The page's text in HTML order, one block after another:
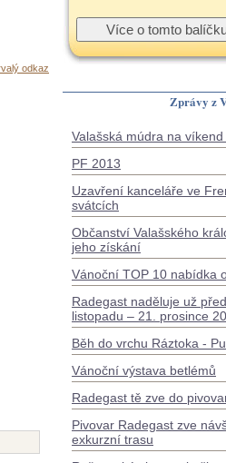
odkaz
Zprávy z
Valašská múdra na
PF 2013
Uzavření kanceláře ve
svátcích
Občanství Valašského
jeho získání
Vánoční TOP 10 nabídka
Radegast naděluje už
listopadu – 21. prosince
Běh do vrchu Ráztoka -
Vánoční výstava betlémů
Radegast tě zve do
Pivovar Radegast zve
exkurzní trasu